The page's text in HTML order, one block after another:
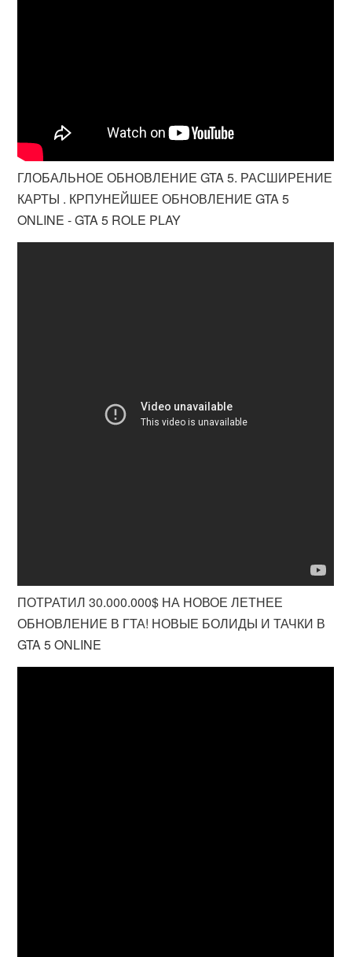
ГЛОБАЛЬНОЕ ОБНОВЛЕНИЕ GTA 5. РАСШИРЕНИЕ
КАРТЫ . КРПУНЕЙШЕЕ ОБНОВЛЕНИЕ GTA 5
ONLINE - GTA 5 ROLE PLAY
ПОТРАТИЛ 30.000.000$ НА НОВОЕ ЛЕТНЕЕ
ОБНОВЛЕНИЕ В ГТА! НОВЫЕ БОЛИДЫ И ТАЧКИ В
GTA 5 ONLINE